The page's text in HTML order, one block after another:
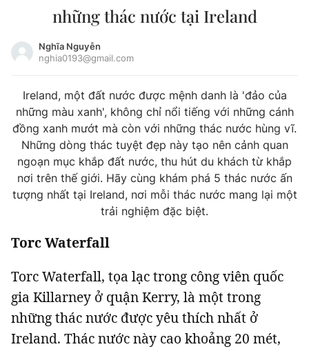
Chuyên mục
Chuyên mục khác
Chào ngày mới Tin 24h
Tin thị trường Tin 360
Video Podcasts
Sản phẩm khác
Tiện ích Bạn cần biết
Thông tin tòa soạn Liên hệ quảng cáo
Đổi mật khẩu
Tin đã lưu
Đăng xuất
những thác nước tại Ireland
Nghĩa Nguyễn
nghia0193@gmail.com
Ireland, một đất nước được mệnh danh là 'đảo của
những màu xanh', không chỉ nổi tiếng với những cánh
đồng xanh mướt mà còn với những thác nước hùng vĩ.
Những dòng thác tuyệt đẹp này tạo nên cảnh quan
ngoạn mục khắp đất nước, thu hút du khách từ khắp
nơi trên thế giới. Hãy cùng khám phá 5 thác nước ấn
tượng nhất tại Ireland, nơi mỗi thác nước mang lại một
trải nghiệm đặc biệt.
Torc Waterfall
Torc Waterfall, tọa lạc trong công viên quốc
gia Killarney ở quận Kerry, là một trong
những thác nước được yêu thích nhất ở
Ireland. Thác nước này cao khoảng 20 mét,